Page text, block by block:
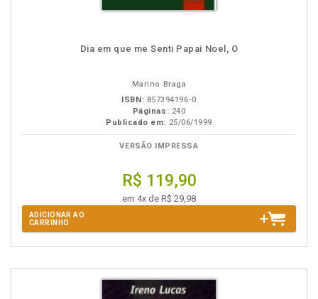
Dia em que me Senti Papai Noel, O
Marino Braga
ISBN: 857394196-0
Páginas: 240
Publicado em: 25/06/1999
VERSÃO IMPRESSA
R$ 119,90
em 4x de R$ 29,98
ADICIONAR AO
CARRINHO